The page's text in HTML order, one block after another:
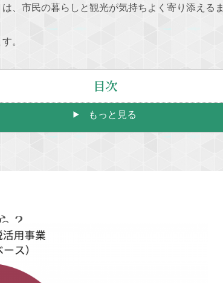
、市民の暮らしと観光が気持ちよく寄り添える
。
目次
もっと見る
？